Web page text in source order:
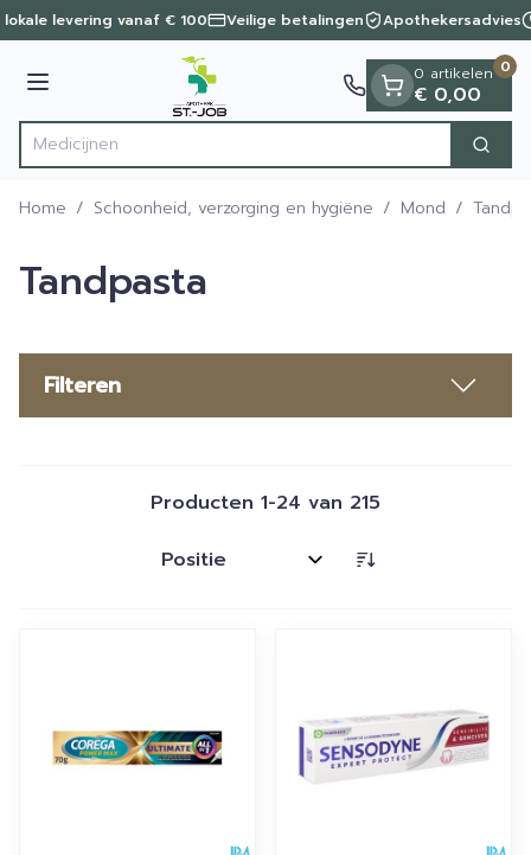
Ga naar de inhoud
1 van 1
levering vanaf € 100 Veilige betalingen Apothekersadvies
Menu
Product, merk, categorie... Zoek
0 artikelen
€ 0,00
0
Home / Schoonheid, verzorging en hygiëne / Mond /
Tandpasta
Filteren
Producten 1-24 van 215
Sorteer op: